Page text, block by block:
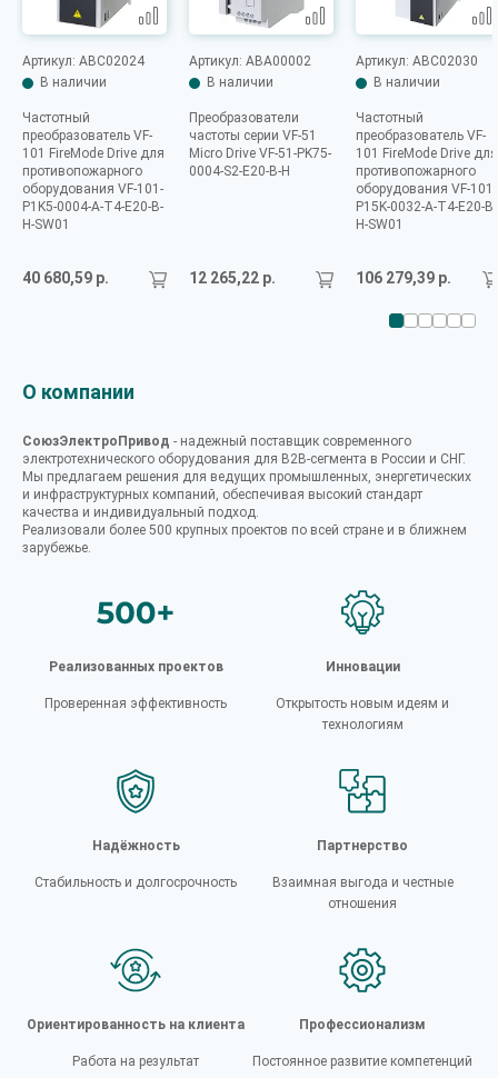
Артикул: ABC02024
В наличии
Частотный
преобразователь VF-
101 FireMode Drive для
противопожарного
оборудования VF-101-
P1K5-0004-A-T4-E20-B-
H-SW01
40 680,59 р.
Артикул: ABA00002
В наличии
Преобразователи
частоты серии VF-51
Micro Drive VF-51-PK75-
0004-S2-E20-B-H
12 265,22 р.
Артикул: ABC02030
В наличии
Частотный
преобразователь VF-
101 FireMode Drive для
противопожарного
оборудования VF-101-
P15K-0032-A-T4-E20-B-
H-SW01
106 279,39 р.
О компании
СоюзЭлектроПривод - надежный поставщик современного
электротехнического оборудования для B2B-сегмента в России и СНГ.
Мы предлагаем решения для ведущих промышленных, энергетических
и инфраструктурных компаний, обеспечивая высокий стандарт
качества и индивидуальный подход.
Реализовали более 500 крупных проектов по всей стране и в ближнем
зарубежье.
Реализованных проектов
Проверенная эффективность
Инновации
Открытость новым идеям и
технологиям
Надёжность
Стабильность и долгосрочность
Партнерство
Взаимная выгода и честные
отношения
Ориентированность на клиента
Работа на результат
Профессионализм
Постоянное развитие компетенций